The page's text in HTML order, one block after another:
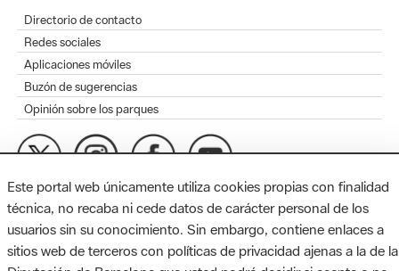
Directorio de contacto
Redes sociales
Aplicaciones móviles
Buzón de sugerencias
Opinión sobre los parques
MAPA WEB AVISO LEGAL ACCESIBILIDAD
Diputación de Barcelona. Edifici Llacuna, 1a planta. Badajoz, 49.
08005 Barcelona. Tel. 934 022 428 / xarxaparcs@diba.cat
Este portal web únicamente utiliza cookies propias con finalidad
técnica, no recaba ni cede datos de carácter personal de los
usuarios sin su conocimiento. Sin embargo, contiene enlaces a
sitios web de terceros con políticas de privacidad ajenas a la de la